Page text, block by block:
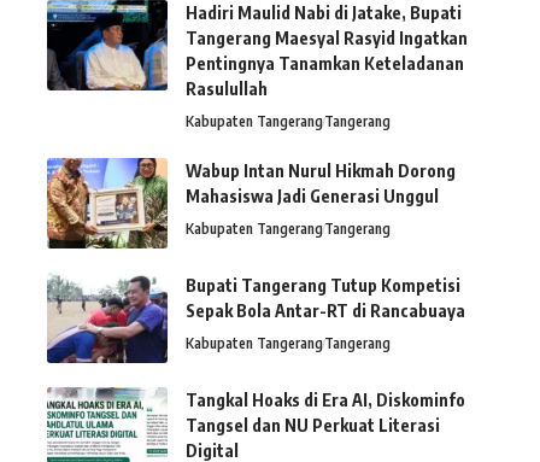
Hadiri Maulid Nabi di Jatake, Bupati
Tangerang Maesyal Rasyid Ingatkan
Pentingnya Tanamkan Keteladanan
Rasulullah
Kabupaten TangerangTangerang
Wabup Intan Nurul Hikmah Dorong
Mahasiswa Jadi Generasi Unggul
Kabupaten TangerangTangerang
Bupati Tangerang Tutup Kompetisi
Sepak Bola Antar-RT di Rancabuaya
Kabupaten TangerangTangerang
Tangkal Hoaks di Era AI, Diskominfo
Tangsel dan NU Perkuat Literasi
Digital